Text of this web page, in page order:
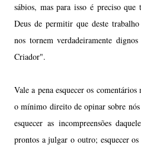
sábios, mas para isso é preciso
Deus de permitir que deste
nos tornem verdadeiramente
Criador".
Vale a pena esquecer os comentários
o mínimo direito de opinar sobre
esquecer as incompreensões
prontos a julgaro outro; esquecer